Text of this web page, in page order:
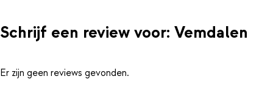
Schrijf een review voor: Vemdalen
Er zijn geen reviews gevonden.